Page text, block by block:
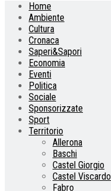
Home
Ambiente
Cultura
Cronaca
Saperi&Sapori
Economia
Eventi
Politica
Sociale
Sponsorizzate
Sport
Territorio
Allerona
Baschi
Castel Giorgio
Castel Viscardo
Fabro